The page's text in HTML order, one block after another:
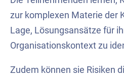
zur komplexen Materie der
Lage, Lösungsansätze für
Organisationskontext zu
Zudem können sie Risiken